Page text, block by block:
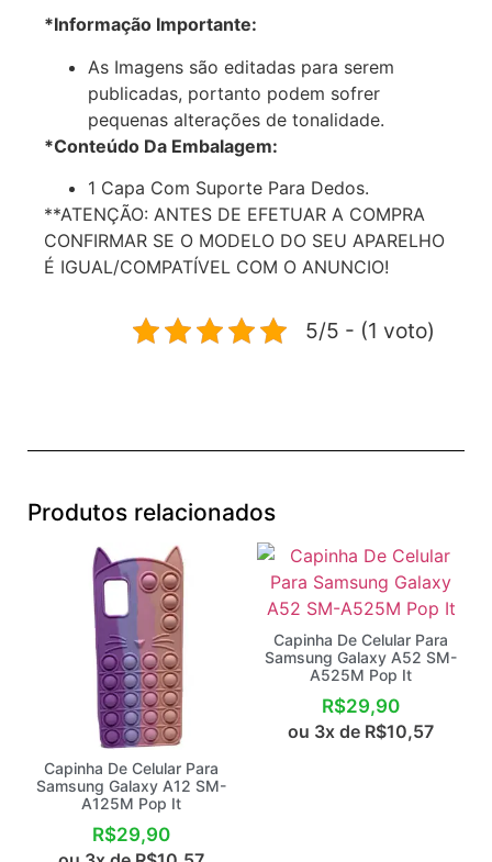
*Informação Importante:
As Imagens são editadas para serem
publicadas, portanto podem sofrer
pequenas alterações de tonalidade.
*Conteúdo Da Embalagem:
1 Capa Com Suporte Para Dedos.
**ATENÇÃO: ANTES DE EFETUAR A COMPRA
CONFIRMAR SE O MODELO DO SEU APARELHO
É IGUAL/COMPATÍVEL COM O ANUNCIO!
5/5 - (1 voto)
Produtos relacionados
Capinha De Celular Para
Samsung Galaxy A12 SM-
A125M Pop It
R$29,90
Capinha De Celular Para
Samsung Galaxy A52 SM-
A525M Pop It
R$29,90
ou 3x de R$10,57